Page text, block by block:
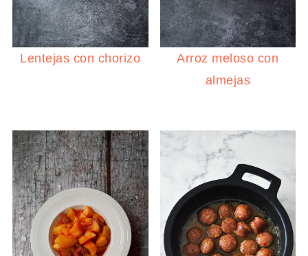
Lentejas con chorizo
Arroz meloso con
almejas